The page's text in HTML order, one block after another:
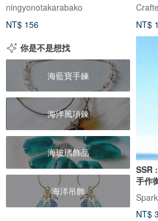
ningyonotakarabako
NT$ 156
NT$
你是不是想找
海藍寶手鍊
海洋風項鍊
海玻璃飾品
海洋吊飾
SSR
手作
NT$